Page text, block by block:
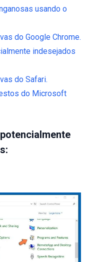
usando o
do Google Chrome.
indesejados
do Safari.
do Microsoft